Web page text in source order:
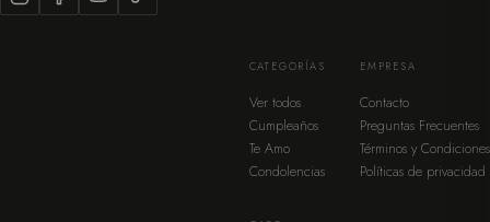
CATEGORÍAS
Ver todos
Cumpleaños
Te Amo
Condolencias
EMPRESA
Contacto
Preguntas Frecuentes
Términos y Condiciones
Políticas de privacidad